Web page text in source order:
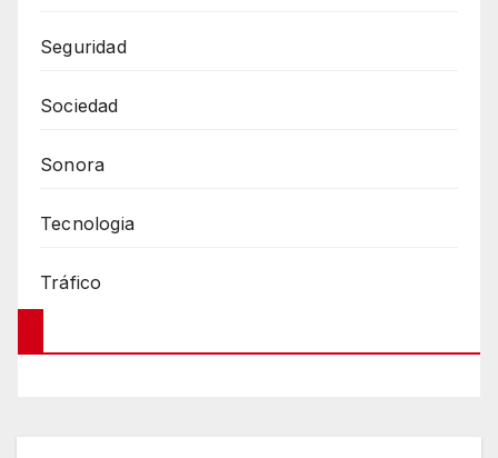
Seguridad
Sociedad
Sonora
Tecnologia
Tráfico